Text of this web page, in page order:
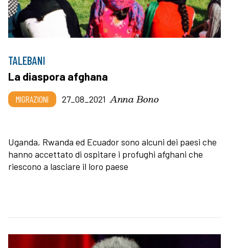
TALEBANI
La diaspora afghana
MIGRAZIONI 27_08_2021 Anna Bono
Uganda, Rwanda ed Ecuador sono alcuni dei paesi che
hanno accettato di ospitare i profughi afghani che
riescono a lasciare il loro paese